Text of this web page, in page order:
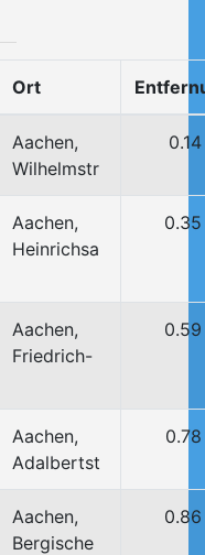
Ort
Aachen,
Wilhelmstr
Aachen,
Heinrichsa
Aachen,
Friedrich-
Aachen,
Adalbertst
Aachen,
Bergische